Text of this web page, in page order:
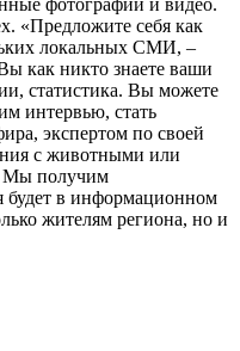
фотографии и видео.
«Предложите себя как
локальных СМИ, –
как никто знаете ваши
статистика. Вы можете
интервью, стать
экспертом по своей
с животными или
Мы получим
будет в информационном
жителям региона, но и